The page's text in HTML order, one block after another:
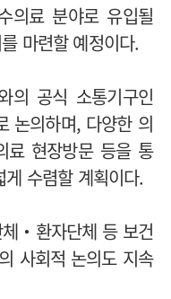
의료 분야로 유입될
마련할 예정이다.
의 공식 소통기구인
논의하며, 다양한 의
료 현장방문 등을 통
수렴할 계획이다.
‧환자단체 등 보건
사회적 논의도 지속